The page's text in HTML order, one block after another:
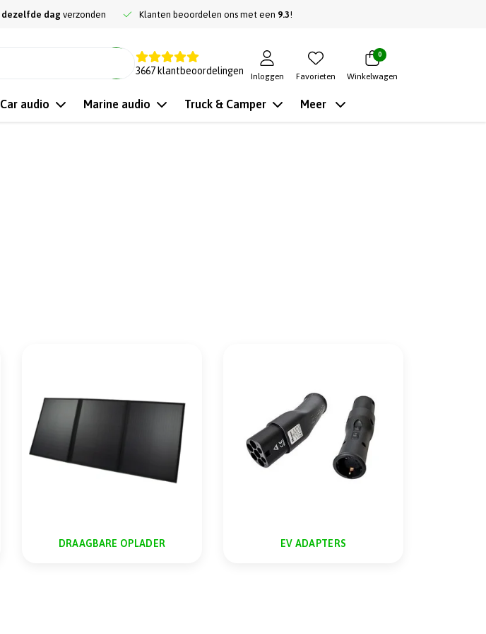
dezelfde dag verzonden Klanten beoordelen ons met een 9.3!
3667 klantbeoordelingen
Inloggen Favorieten
0
Winkelwagen
Car audio Marine audio Truck & Camper Meer
DRAAGBARE OPLADER EV ADAPTERS